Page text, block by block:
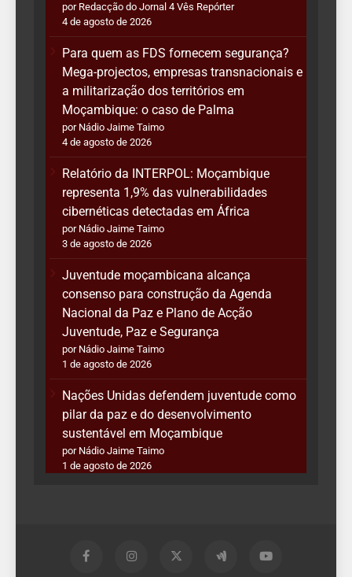
por Redacção do Jornal 4 Vês Repórter
4 de agosto de 2026
Para quem as FDS fornecem segurança?
Mega-projectos, empresas transnacionais e
a militarização dos territórios em
Moçambique: o caso de Palma
por Nádio Jaime Taimo
4 de agosto de 2026
Relatório da INTERPOL: Moçambique
representa 1,9% das vulnerabilidades
cibernéticas detectadas em África
por Nádio Jaime Taimo
3 de agosto de 2026
Juventude moçambicana alcança
consenso para construção da Agenda
Nacional da Paz e Plano de Acção
Juventude, Paz e Segurança
por Nádio Jaime Taimo
1 de agosto de 2026
Nações Unidas defendem juventude como
pilar da paz e do desenvolvimento
sustentável em Moçambique
por Nádio Jaime Taimo
1 de agosto de 2026